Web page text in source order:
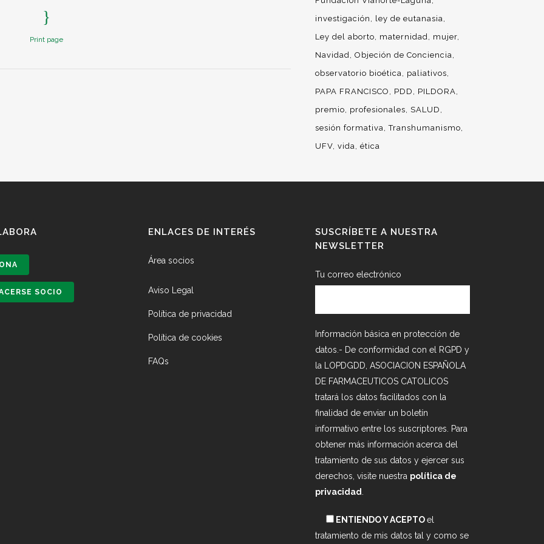
Print page
investigación
ley de eutanasia
Ley del aborto
maternidad
mujer
Navidad Objeción de Conciencia
observatorio bioética
paliativos
PAPA FRANCISCO
PDD
PILDORA
premio
profesionales
SALUD
sesión formativa Transhumanismo
UFV vida ética
SOCIO
ENLACES DE INTERÉS
Área socios
Aviso Legal
Política de privacidad
Política de cookies
FAQs
SUSCRÍBETE A NUESTRA
NEWSLETTER
Tu correo electrónico
Información básica en protección de
datos.- De conformidad con el RGPD y
la LOPDGDD, ASOCIACION ESPAÑOLA
DE FARMACEUTICOS CATOLICOS
tratará los datos facilitados con la
finalidad de enviar un boletín
informativo entre los suscriptores. Para
obtener más información acerca del
tratamiento de sus datos y ejercer sus
derechos, visite nuestra política de
privacidad
ENTIENDO Y ACEPTOel
tratamiento de mis datos tal y como se